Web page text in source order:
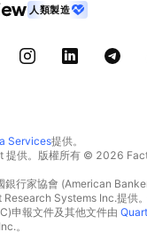
人類製造
Services提供。
提供。版權所有 © 2026
行家協會 (American
Systems Inc.提供。
申報文件及其他文件由
。